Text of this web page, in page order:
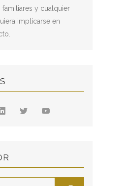
familiares y cualquier
implicarse en